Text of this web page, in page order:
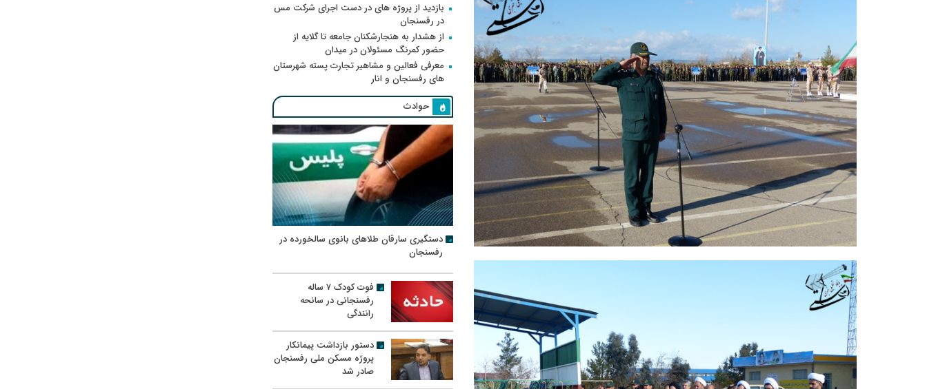
بازدید از پروژه های در دست اجرای شرکت مس
در رفسنجان
از هشدار به هنجارشکنان جامعه تا گلایه از
حضور کمرنگ مسئولان در میدان
معرفی فعالین و مشاهیر تجارت پسته شهرستان
های رفسنجان و انار
حوادث
دستگیری سارقان طلاهای بانوی سالخورده در
رفسنجان
فوت کودک ۷ ساله
رفسنجانی در سانحه
رانندگی
دستور بازداشت پیمانکار
پروژه مسکن ملی رفسنجان
صادر شد